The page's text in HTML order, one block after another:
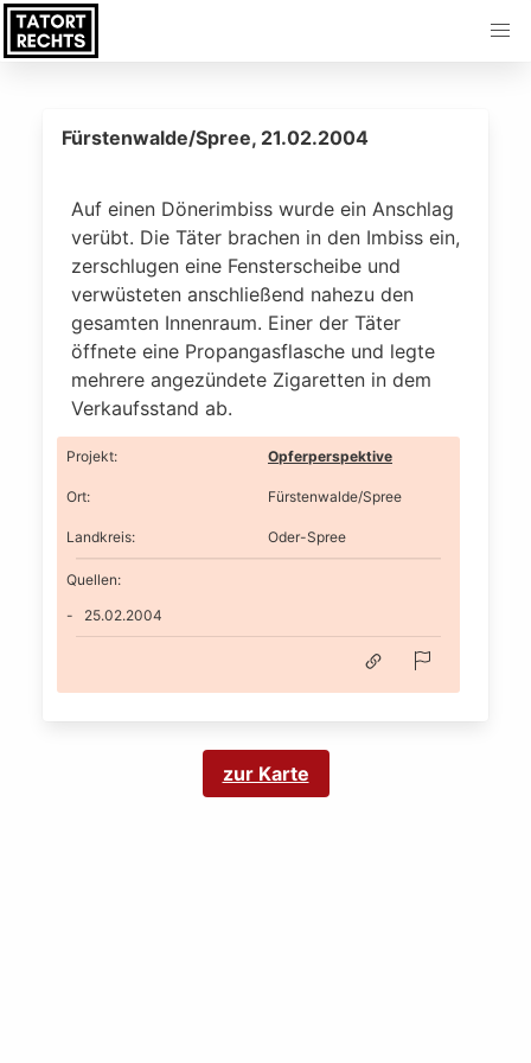
Fürstenwalde/Spree, 21.02.2004
Auf einen Dönerimbiss wurde ein Anschlag
verübt. Die Täter brachen in den Imbiss ein,
zerschlugen eine Fensterscheibe und
verwüsteten anschließend nahezu den
gesamten Innenraum. Einer der Täter
öffnete eine Propangasflasche und legte
mehrere angezündete Zigaretten in dem
Verkaufsstand ab.
Projekt: Opferperspektive
Ort: Fürstenwalde/Spree
Landkreis: Oder-Spree
Quellen:
25.02.2004
zur Karte